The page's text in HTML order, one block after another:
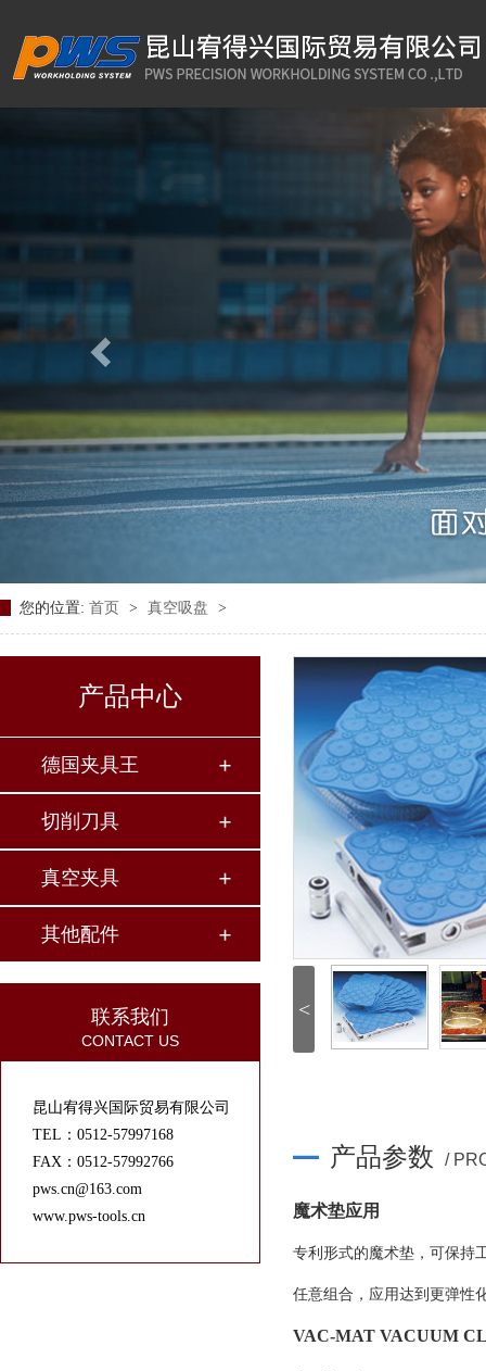
您的位置: 首页 > 真空吸盘 >
产品中心
德国夹具王
切削刀具
真空夹具
其他配件
联系我们
CONTACT US
昆山宥得兴国际贸易有限公司
TEL：0512-57997168
FAX：0512-57992766
pws.cn@163.com
www.pws-tools.cn
<
产品参数 /
魔术垫应用
专利形式的魔术垫，可保持
任意组合，应用达到更弹性
VAC-MAT VACUUM